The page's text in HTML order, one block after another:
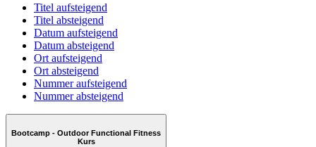
Titel aufsteigend
Titel absteigend
Datum aufsteigend
Datum absteigend
Ort aufsteigend
Ort absteigend
Nummer aufsteigend
Nummer absteigend
Bootcamp - Outdoor Functional Fitness
Kurs